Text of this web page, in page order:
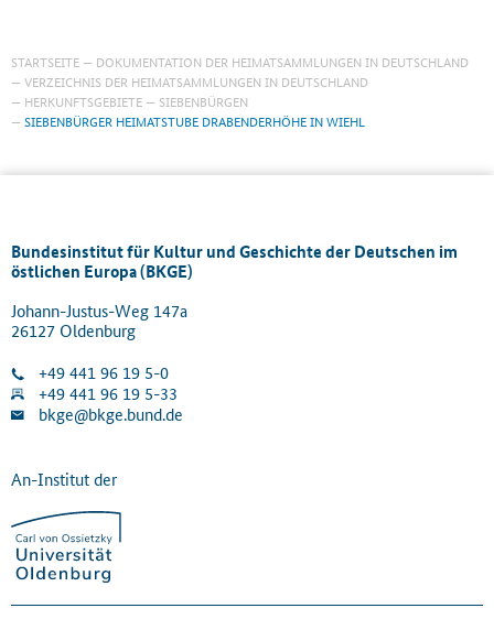
STARTSEITE
DOKUMENTATION DER HEIMATSAMMLUNGEN IN DEUTSCHLAND
VERZEICHNIS DER HEIMATSAMMLUNGEN IN DEUTSCHLAND
HERKUNFTSGEBIETE
SIEBENBÜRGEN
SIEBENBÜRGER HEIMATSTUBE DRABENDERHÖHE IN WIEHL
Bundesinstitut für Kultur und Geschichte der Deutschen im
östlichen Europa (BKGE)
Johann-Justus-Weg 147a
26127 Oldenburg
+49 441 96 19 5-0
+49 441 96 19 5-33
bkge@bkge.bund.de
An-Institut der